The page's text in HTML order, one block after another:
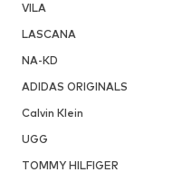
VILA
LASCANA
NA-KD
ADIDAS ORIGINALS
Calvin Klein
UGG
TOMMY HILFIGER